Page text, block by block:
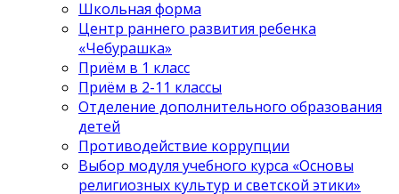
Школьная форма
Центр раннего развития ребенка
«Чебурашка»
Приём в 1 класс
Приём в 2-11 классы
Отделение дополнительного образования
детей
Противодействие коррупции
Выбор модуля учебного курса «Основы
религиозных культур и светской этики»